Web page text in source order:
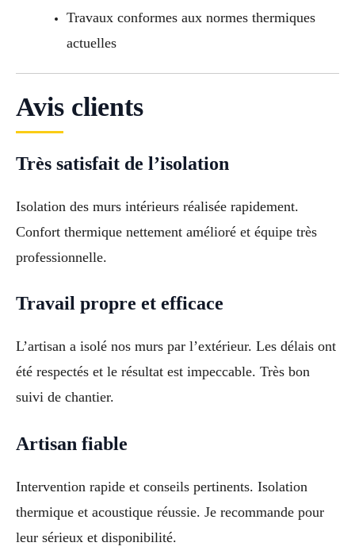
Travaux conformes aux normes thermiques
actuelles
Avis clients
Très satisfait de l’isolation
Isolation des murs intérieurs réalisée rapidement.
Confort thermique nettement amélioré et équipe très
professionnelle.
Travail propre et efficace
L’artisan a isolé nos murs par l’extérieur. Les délais ont
été respectés et le résultat est impeccable. Très bon
suivi de chantier.
Artisan fiable
Intervention rapide et conseils pertinents. Isolation
thermique et acoustique réussie. Je recommande pour
leur sérieux et disponibilité.